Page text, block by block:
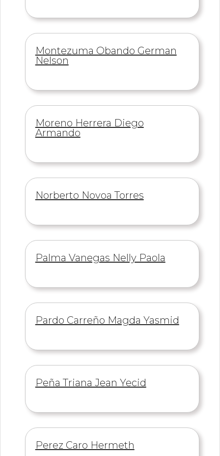
Información
de
Montezuma Obando German
Nelson
Información
de
Moreno Herrera Diego
Armando
Información
Norberto Novoa Torres
Información
Palma Vanegas Nelly Paola
Información
Pardo Carreño Magda Yasmid
Información
Peña Triana Jean Yecid
Información
Perez Caro Hermeth